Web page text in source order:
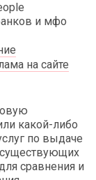
и мфо
на сайте
какой-либо
по выдаче
сравнения и